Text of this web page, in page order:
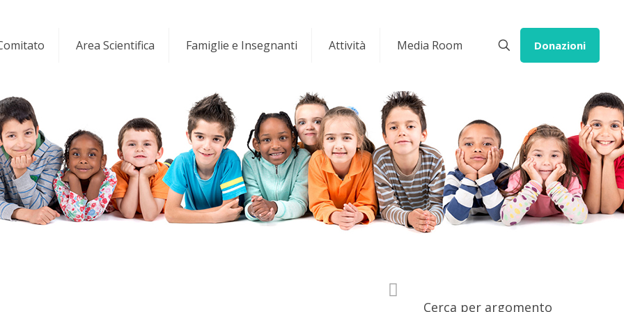
Area Scientifica Famiglie e Insegnanti Attività Media Room Donazioni
Cerca per argomento